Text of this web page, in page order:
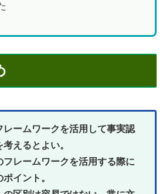
ームワークを活用して事実認
えるとよい。
レームワークを活用する際に
イント。